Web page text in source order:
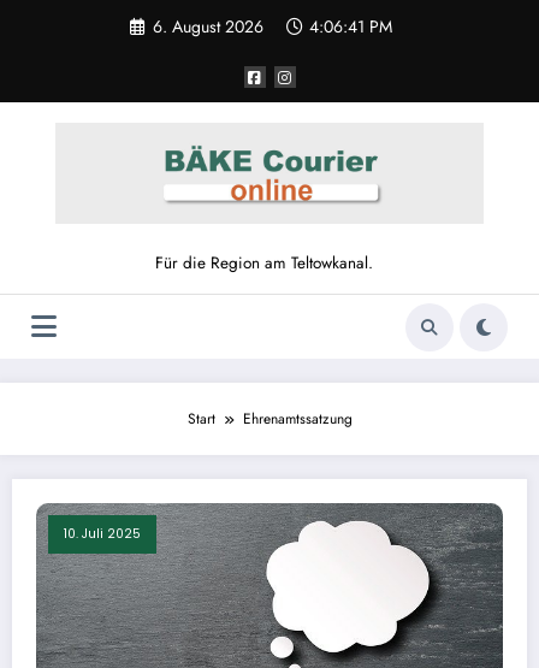
6. August 2026 4:06:41 PM
Für die Region am Teltowkanal.
Start Ehrenamtssatzung
10. Juli 2025